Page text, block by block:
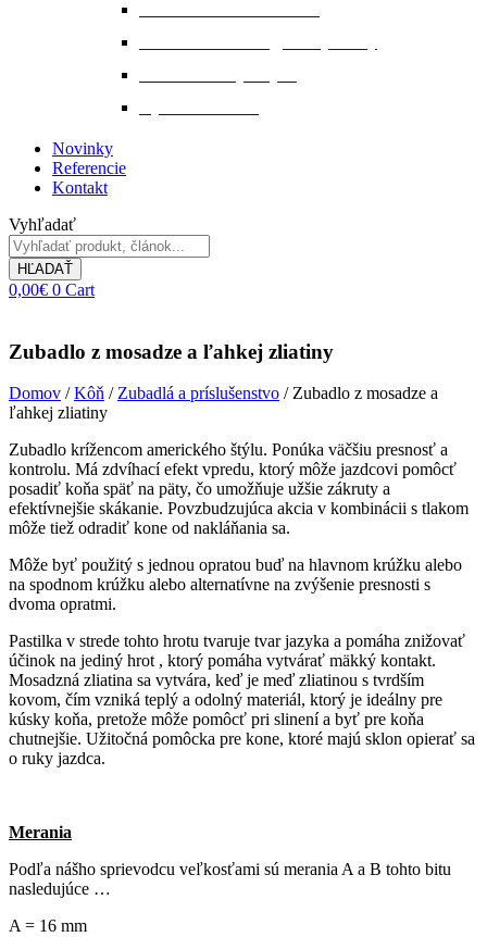
Novinky
Referencie
Kontakt
Vyhľadať
HĽADAŤ
0,00€ 0 Cart
Zubadlo z mosadze a ľahkej zliatiny
Domov /Kôň /Zubadlá a príslušenstvo / Zubadlo z mosadze a
ľahkej zliatiny
Zubadlo krížencom amerického štýlu. Ponúka väčšiu presnosť a
kontrolu. Má zdvíhací efekt vpredu, ktorý môže jazdcovi pomôcť
posadiť koňa späť na päty, čo umožňuje užšie zákruty a
efektívnejšie skákanie. Povzbudzujúca akcia v kombinácii s tlakom
môže tiež odradiť kone od nakláňania sa.
Môže byť použitý s jednou opratou buď na hlavnom krúžku alebo
na spodnom krúžku alebo alternatívne na zvýšenie presnosti s
dvoma opratmi.
Pastilka v strede tohto hrotu tvaruje tvar jazyka a pomáha znižovať
účinok na jediný hrot , ktorý pomáha vytvárať mäkký kontakt.
Mosadzná zliatina sa vytvára, keď je meď zliatinou s tvrdším
kovom, čím vzniká teplý a odolný materiál, ktorý je ideálny pre
kúsky koňa, pretože môže pomôcť pri slinení a byť pre koňa
chutnejšie. Užitočná pomôcka pre kone, ktoré majú sklon opierať sa
o ruky jazdca.
Merania
Podľa nášho sprievodcu veľkosťami sú merania A a B tohto bitu
nasledujúce …
A = 16 mm